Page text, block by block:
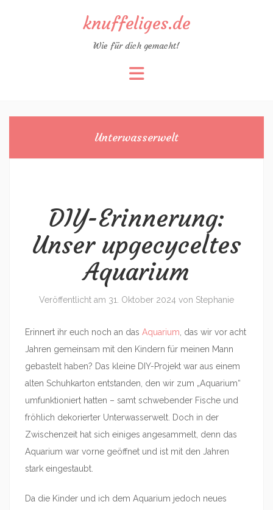
knuffeliges.de
Wie für dich gemacht!
Unterwasserwelt
DIY-Erinnerung:
Unser upgecyceltes
Aquarium
Veröffentlicht am 31. Oktober 2024 von Stephanie
Erinnert ihr euch noch an das Aquarium , das wir vor acht
Jahren gemeinsam mit den Kindern für meinen Mann
gebastelt haben? Das kleine DIY-Projekt war aus einem
alten Schuhkarton entstanden, den wir zum „Aquarium“
umfunktioniert hatten – samt schwebender Fische und
fröhlich dekorierter Unterwasserwelt. Doch in der
Zwischenzeit hat sich einiges angesammelt, denn das
Aquarium war vorne geöffnet und ist mit den Jahren
stark eingestaubt.
Da die Kinder und ich dem Aquarium jedoch neues